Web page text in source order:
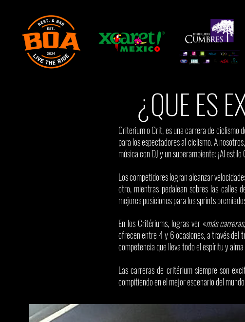
¿QUE ES
Criterium o Crit, es una carrera de ciclismo
para los espectadores al ciclismo. A
música con DJ y un superambiente: ¡Al
Los competidores logran alcanzar
otro, mientras pedalean sobres las calles
mejores posiciones para los sprints
En los Critériums, logras ver «más
ofrecen entre 4 y 6 ocasiones, a través del
competencia que lleva todo el espíritu y
Las carreras de critérium siempre son
compitiendo en el mejor escenario del